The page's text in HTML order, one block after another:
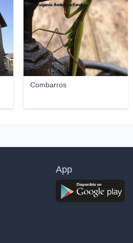
Combarros
Jose Eugenio Ambrona Esteban
App